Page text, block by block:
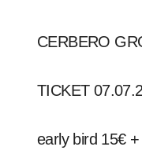
CERBERO
TICKET
early bird 15€